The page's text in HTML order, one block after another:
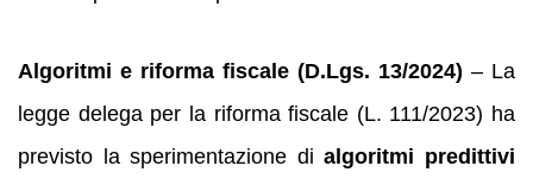
Algoritmi e riforma fiscale (D.Lgs. 13/2024) – La
legge delega per la riforma fiscale (L. 111/2023) ha
previsto la sperimentazione dialgoritmi predittivi